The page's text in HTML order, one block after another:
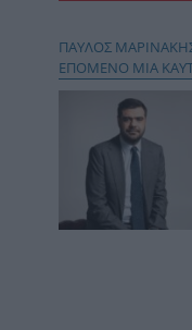
ΠΑΥΛΟΣ
ΕΠΟΜΕΝΟ ΜΙΑ